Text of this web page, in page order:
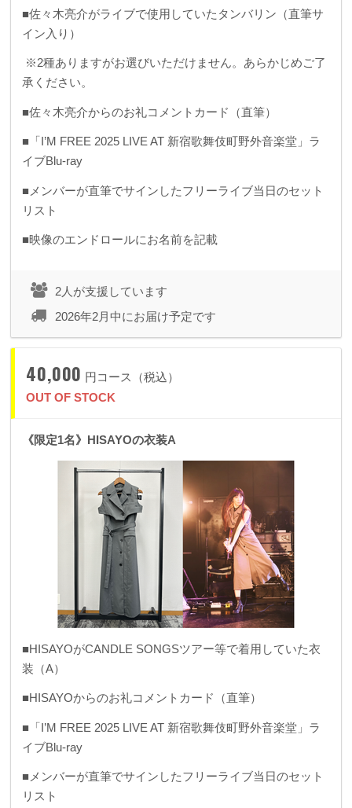
■佐々木亮介がライブで使用していたタンバリン（直筆サ
イン入り）
※2種ありますがお選びいただけません。あらかじめご了
承ください。
■佐々木亮介からのお礼コメントカード（直筆）
■「I’M FREE 2025 LIVE AT 新宿歌舞伎町野外音楽堂」ラ
イブBlu-ray
■メンバーが直筆でサインしたフリーライブ当日のセット
リスト
■映像のエンドロールにお名前を記載
2人が支援しています
2026年2月中にお届け予定です
40,000 円コース（税込）
OUT OF STOCK
《限定1名》HISAYOの衣装A
■HISAYOがCANDLE SONGSツアー等で着用していた衣
装（A）
■HISAYOからのお礼コメントカード（直筆）
■「I’M FREE 2025 LIVE AT 新宿歌舞伎町野外音楽堂」ラ
イブBlu-ray
■メンバーが直筆でサインしたフリーライブ当日のセット
リスト